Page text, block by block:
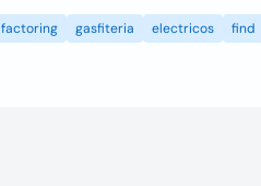
factoring gasfiteria electricos find